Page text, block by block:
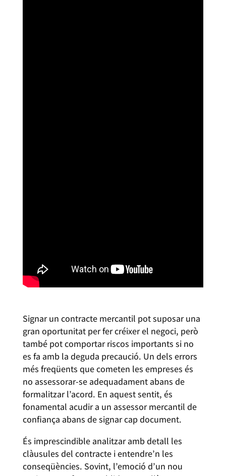
Signar un contracte mercantil pot suposar una
gran oportunitat per fer créixer el negoci, però
també pot comportar riscos importants si no
es fa amb la deguda precaució. Un dels errors
més freqüents que cometen les empreses és
no assessorar-se adequadament abans de
formalitzar l’acord. En aquest sentit, és
fonamental acudir a un assessor mercantil de
confiança abans de signar cap document.
És imprescindible analitzar amb detall les
clàusules del contracte i entendre’n les
conseqüències. Sovint, l’emoció d’un nou